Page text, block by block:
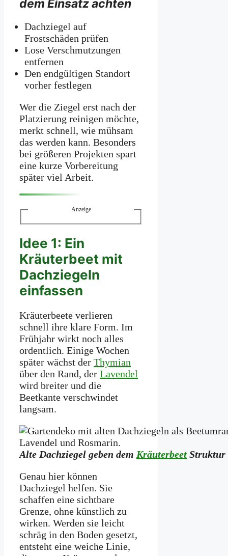
dem Einsatz achten
Dachziegel auf
Frostschäden prüfen
Lose Verschmutzungen
entfernen
Den endgültigen Standort
vorher festlegen
Wer die Ziegel erst nach der
Platzierung reinigen möchte,
merkt schnell, wie mühsam
das werden kann. Besonders
bei größeren Projekten spart
eine kurze Vorbereitung
später viel Arbeit.
Anzeige
Idee 1: Ein
Kräuterbeet mit
Dachziegeln
einfassen
Kräuterbeete verlieren
schnell ihre klare Form. Im
Frühjahr wirkt noch alles
ordentlich. Einige Wochen
später wächst der Thymian
über den Rand, der Lavendel
wird breiter und die
Beetkante verschwindet
langsam.
Alte Dachziegel geben dem Kräuterbeet Struktur
Genau hier können
Dachziegel helfen. Sie
schaffen eine sichtbare
Grenze, ohne künstlich zu
wirken. Werden sie leicht
schräg in den Boden gesetzt,
entsteht eine weiche Linie,